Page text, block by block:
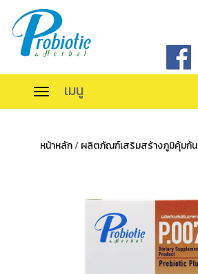
TOGGLE
เมนู
หน้าหลัก/ผลิตภัณฑ์เสริมสร้างภูมิคุ้มกัน